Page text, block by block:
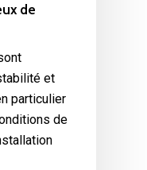
de
et
particulier
de